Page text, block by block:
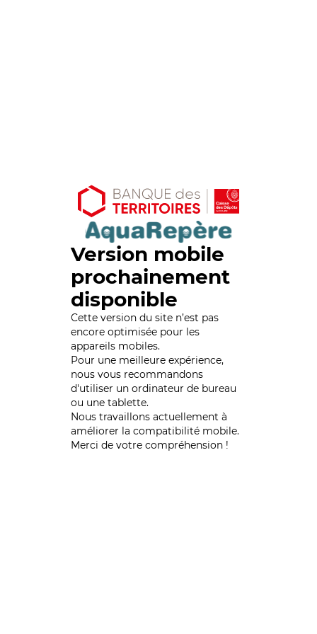
Version mobile
prochainement
disponible
Cette version du site n’est pas
encore optimisée pour les
appareils mobiles.
Pour une meilleure expérience,
nous vous recommandons
d'utiliser un ordinateur de bureau
ou une tablette.
Nous travaillons actuellement à
améliorer la compatibilité mobile.
Merci de votre compréhension !